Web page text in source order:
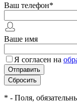
Ваш телефон*
Ваше имя
Я согласен на
* - Поля,